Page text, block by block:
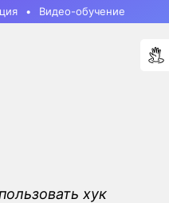
Видео-обучение
хук